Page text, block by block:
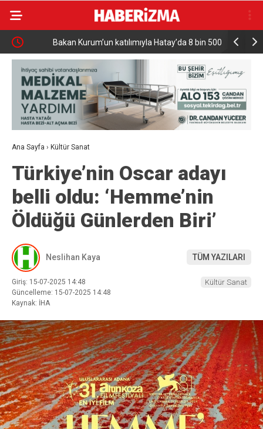
Bakan Kurum’un katılımıyla Hatay’da 8 bin 500 hak
sahibinin konutu belirlendi
Türkiye
Milyar
Ana Sayfa › Kültür Sanat
Türkiye’nin Oscar adayı
belli oldu: ‘Hemme’nin
Öldüğü Günlerden Biri’
Neslihan Kaya TÜM YAZILARI
Giriş: 15-07-2025 14:48
Güncelleme: 15-07-2025 14:48
Kaynak: İHA
Kültür Sanat